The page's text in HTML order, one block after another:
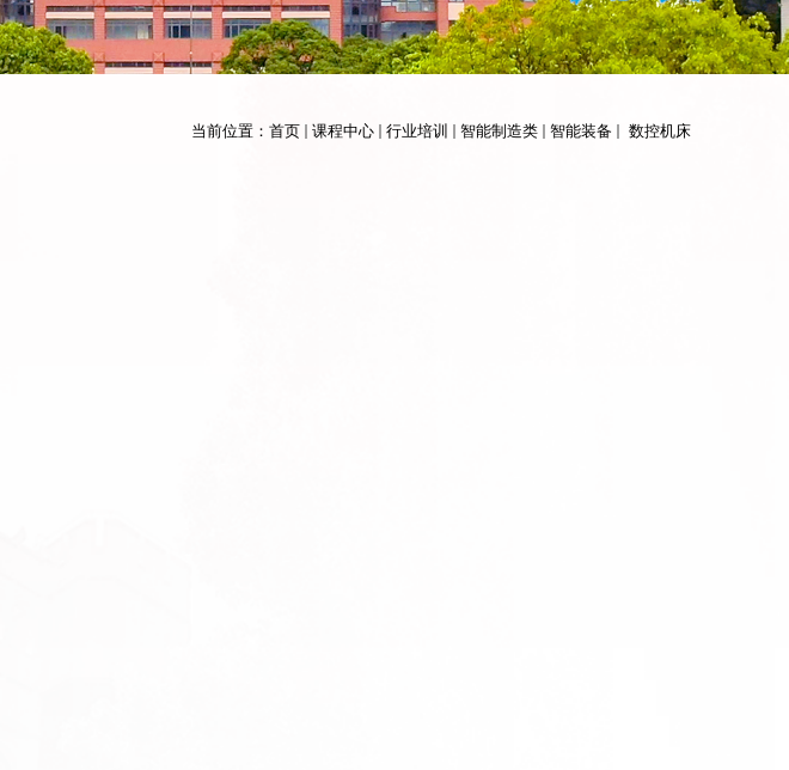
当前位置： 首页 课程中心 行业培训 智能制造类 智能装备 数控机床